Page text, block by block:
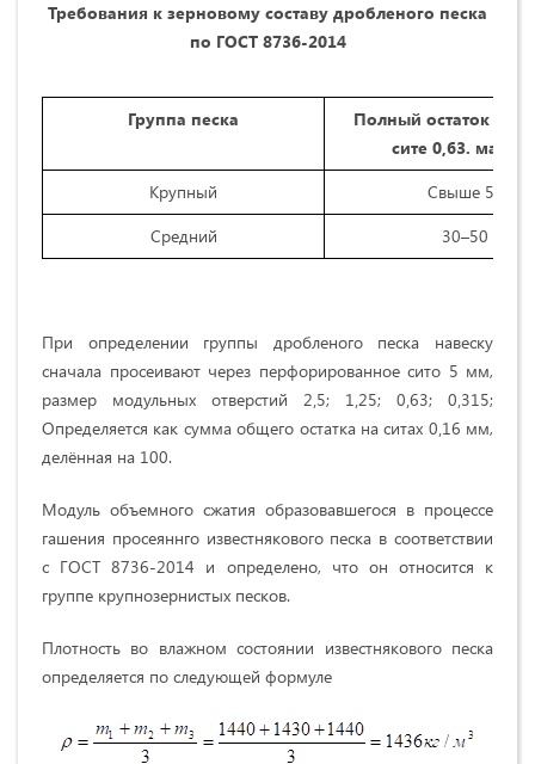
Требования к зерновому составу дробленого песка
по ГОСТ 8736-2014
Группа песка
Полный остаток по
сите 0,63. масс.
Крупный
Свыше 50
Средний
30–50
При определении группы дробленого песка навеску
сначала просеивают через перфорированное сито 5 мм,
размер модульных отверстий 2‚5; 1‚25; 0‚63; 0‚315;
Определяется как сумма общего остатка на ситах 0‚16 мм,
делённая на 100.
Модуль объемного сжатия образовавшегося в процессе
гашения просеяннго известнякового песка в соответствии
с ГОСТ 8736-2014 и определено, что он относится к
группе крупнозернистых песков.
Плотность во влажном состоянии известнякового песка
определяется по следующей формуле